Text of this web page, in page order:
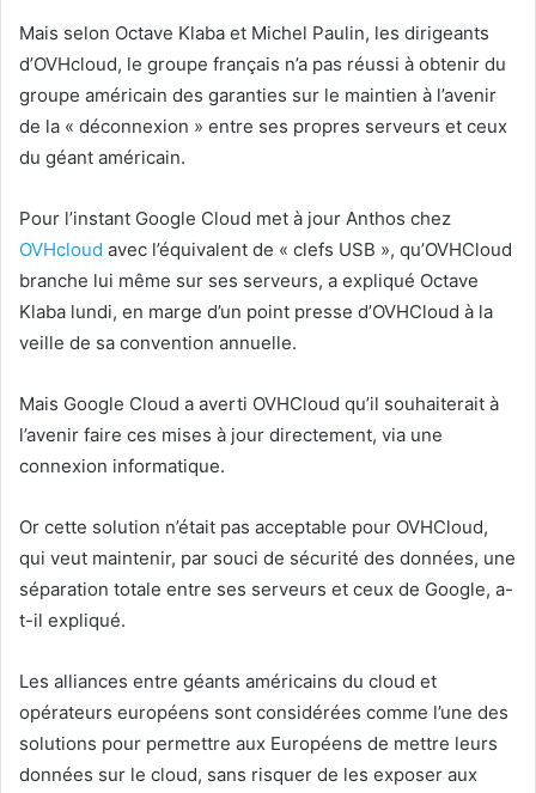
Mais selon Octave Klaba et Michel Paulin, les dirigeants
d’OVHcloud, le groupe français n’a pas réussi à obtenir du
groupe américain des garanties sur le maintien à l’avenir
de la « déconnexion » entre ses propres serveurs et ceux
du géant américain.
Pour l’instant Google Cloud met à jour Anthos chez
OVHcloud avec l’équivalent de « clefs USB », qu’OVHCloud
branche lui même sur ses serveurs, a expliqué Octave
Klaba lundi, en marge d’un point presse d’OVHCloud à la
veille de sa convention annuelle.
Mais Google Cloud a averti OVHCloud qu’il souhaiterait à
l’avenir faire ces mises à jour directement, via une
connexion informatique.
Or cette solution n’était pas acceptable pour OVHCloud,
qui veut maintenir, par souci de sécurité des données, une
séparation totale entre ses serveurs et ceux de Google, a-
t-il expliqué.
Les alliances entre géants américains du cloud et
opérateurs européens sont considérées comme l’une des
solutions pour permettre aux Européens de mettre leurs
données sur le cloud, sans risquer de les exposer aux